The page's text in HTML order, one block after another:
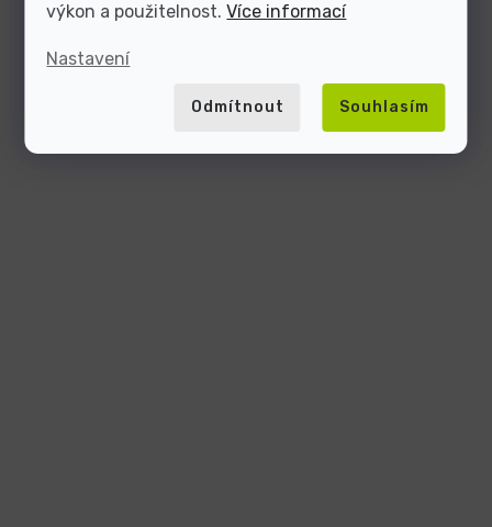
výkon a použitelnost.Více informací
Nastavení
Odmítnout Souhlasím